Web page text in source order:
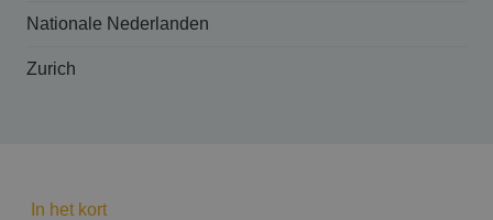
Nationale Nederlanden
Zurich
In het kort